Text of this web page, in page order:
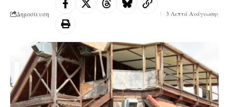
Δημοσίευση 3 Λεπτά Ανάγνωσης